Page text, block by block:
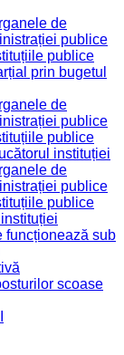
de
publice
publice
prin bugetul
de
publice
publice
instituției
de
publice
publice
funcționează sub
scoase